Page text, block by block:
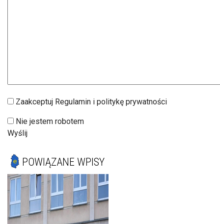
Zaakceptuj Regulamin i politykę prywatności
Nie jestem robotem
Wyślij
POWIĄZANE WPISY